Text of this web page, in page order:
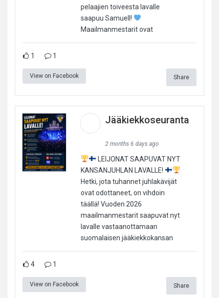
pelaajien toiveesta lavalle
saapuu Samuell!
Maailmanmestarit ovat
1 1
View on Facebook Share
Jääkiekkoseuranta
2 months 6 days ago
LEIJONAT SAAPUVAT NYT
KANSANJUHLAN LAVALLE!
Hetki, jota tuhannet juhlakävijät
ovat odottaneet, on vihdoin
täällä! Vuoden 2026
maailmanmestarit saapuvat nyt
lavalle vastaanottamaan
suomalaisen jääkiekkokansan
4 1
View on Facebook Share